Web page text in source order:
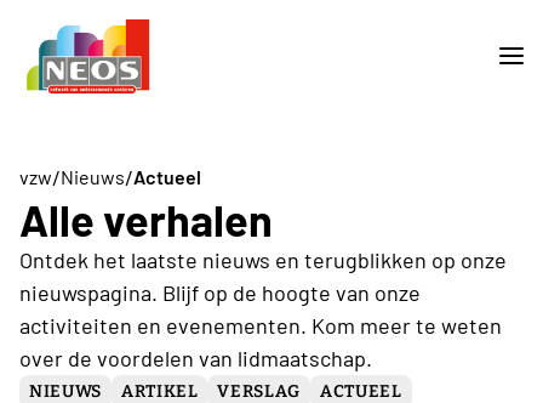
vzw/Nieuws/Actueel
Alle verhalen
Ontdek het laatste nieuws en terugblikken op onze
nieuwspagina. Blijf op de hoogte van onze
activiteiten en evenementen. Kom meer te weten
over de voordelen van lidmaatschap.
NIEUWS ARTIKEL VERSLAG
ACTUEEL